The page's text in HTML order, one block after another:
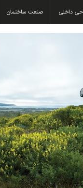
داخلی صنعت ساختمان